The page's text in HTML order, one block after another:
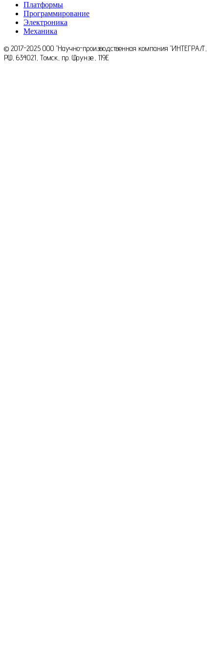
Платформы
Программирование
Электроника
Механика
© 2017-2025 ООО "Научно-производственная компания "ИНТЕГРАЛ",
РФ, 634021, Томск, пр. Фрунзе., 119E